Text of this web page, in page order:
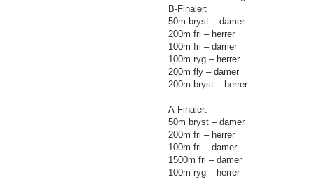
B-Finaler:
50m bryst – damer
200m fri – herrer
100m fri – damer
100m ryg – herrer
200m fly – damer
200m bryst – herrer
A-Finaler:
50m bryst – damer
200m fri – herrer
100m fri – damer
1500m fri – damer
100m ryg – herrer